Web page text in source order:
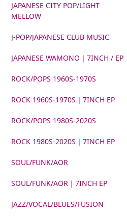
JAPANESE CITY POP/LIGHT
MELLOW
J-POP/JAPANESE CLUB MUSIC
JAPANESE WAMONO｜7INCH / EP
ROCK/POPS 1960S-1970S
ROCK 1960S-1970S｜7INCH EP
ROCK/POPS 1980S-2020S
ROCK 1980S-2020S｜7INCH EP
SOUL/FUNK/AOR
SOUL/FUNK/AOR｜7INCH EP
JAZZ/VOCAL/BLUES/FUSION